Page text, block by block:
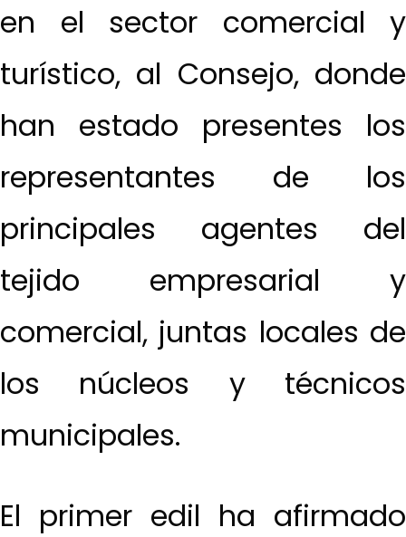
en el sector comercial y
turístico, al Consejo, donde
han estado presentes los
representantes de los
principales agentes del
tejido empresarial y
comercial, juntas locales de
los núcleos y técnicos
municipales.
El primer edil ha afirmado